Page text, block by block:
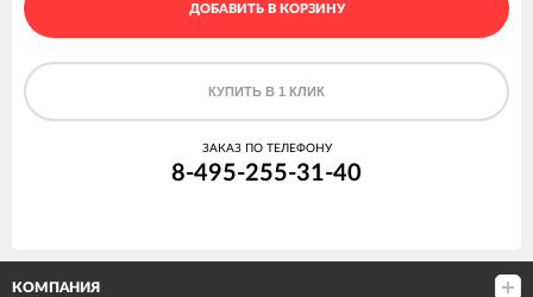
ДОБАВИТЬ В КОРЗИНУ
КУПИТЬ В 1 КЛИК
ЗАКАЗ ПО ТЕЛЕФОНУ
8-495-255-31-40
КОМПАНИЯ